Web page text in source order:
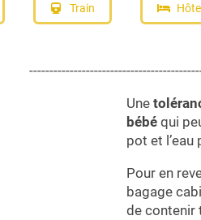
Train
Hôtel
Une
bébé qui
pot et
Pour en
bagage
de contenir